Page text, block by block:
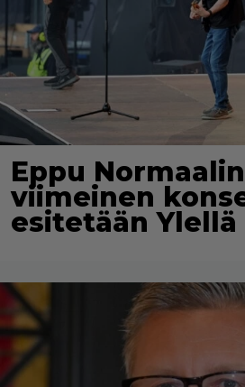
Eppu Normaalin
viimeinen
esitetään Ylellä